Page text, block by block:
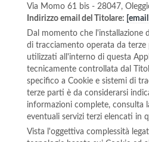
Via Momo 61 bis - 28047,
Indirizzo email del Titolare:
Dal momento che l'installazione
di tracciamento operata da
utilizzati all'interno di questa
tecnicamente controllata dal
specifico a Cookie e sistemi di
terze parti è da considerarsi
informazioni complete, consulta
eventuali servizi terzi elencati in
Vista l'oggettiva complessità